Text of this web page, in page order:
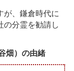
が、鎌倉時代に
の分霊を勧請し
畑）の由緒